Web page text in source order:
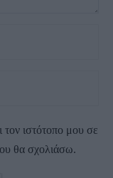
ιστότοπο μου σε
θα σχολιάσω.